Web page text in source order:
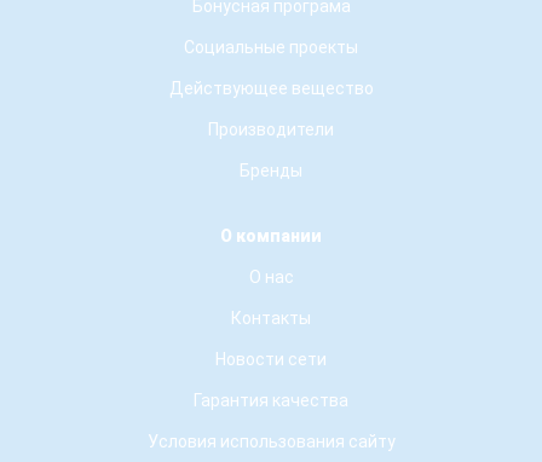
Бонусная програма
Социальные проекты
Действующее вещество
Производители
Бренды
О компании
О нас
Контакты
Новости сети
Гарантия качества
Условия использования сайту